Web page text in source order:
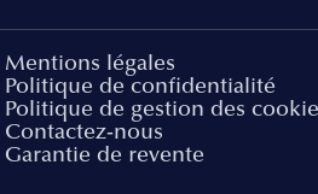
Mentions légales
Politique de confidentialité
Politique de gestion des
Contactez-nous
Garantie de revente